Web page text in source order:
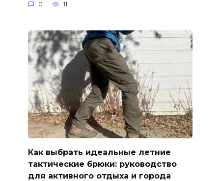
0 11
Как выбрать идеальные летние
тактические брюки: руководство
для активного отдыха и города